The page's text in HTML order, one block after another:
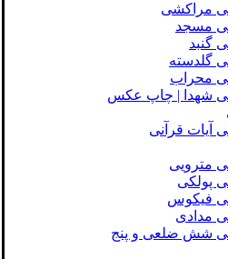
مراکشی
مسجد
گنبد
گلدسته
محراب
شهدا | چاپ عکس
آیات قرآنی
مترویی
پولکی
فیکوس
مدادی
شش ضلعی و پنج